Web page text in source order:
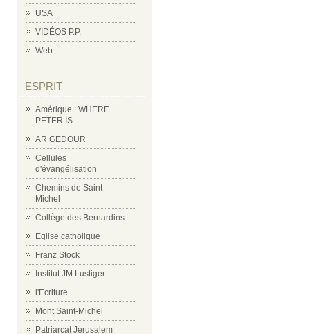
USA
VIDÉOS P.P.
Web
ESPRIT
Amérique : WHERE
PETER IS
AR GEDOUR
Cellules
d'évangélisation
Chemins de Saint
Michel
Collège des Bernardins
Eglise catholique
Franz Stock
Institut JM Lustiger
l'Ecriture
Mont Saint-Michel
Patriarcat Jérusalem